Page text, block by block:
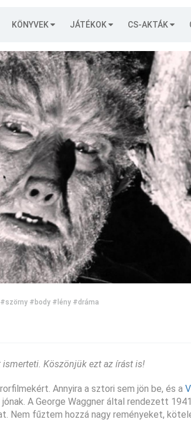
KÖNYVEK JÁTÉKOK CS-AKTÁK
#szörny #body #lény #dráma
Köszönjük ezt az írást is!
Annyira a sztori sem jön be, és a
A George Waggner által rendezett
Nem fűztem hozzá nagy reményeket,